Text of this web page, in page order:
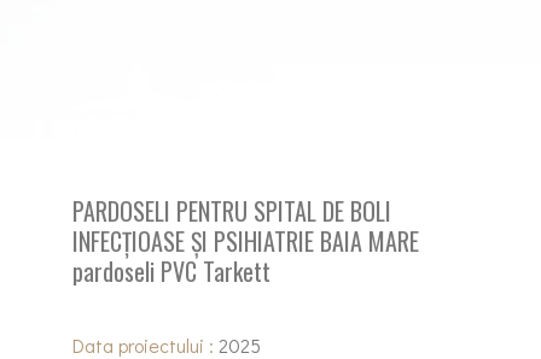
PARDOSELI PENTRU SPITAL DE BOLI
INFECȚIOASE ȘI PSIHIATRIE BAIA MARE
pardoseli PVC Tarkett
Data proiectului : 2025